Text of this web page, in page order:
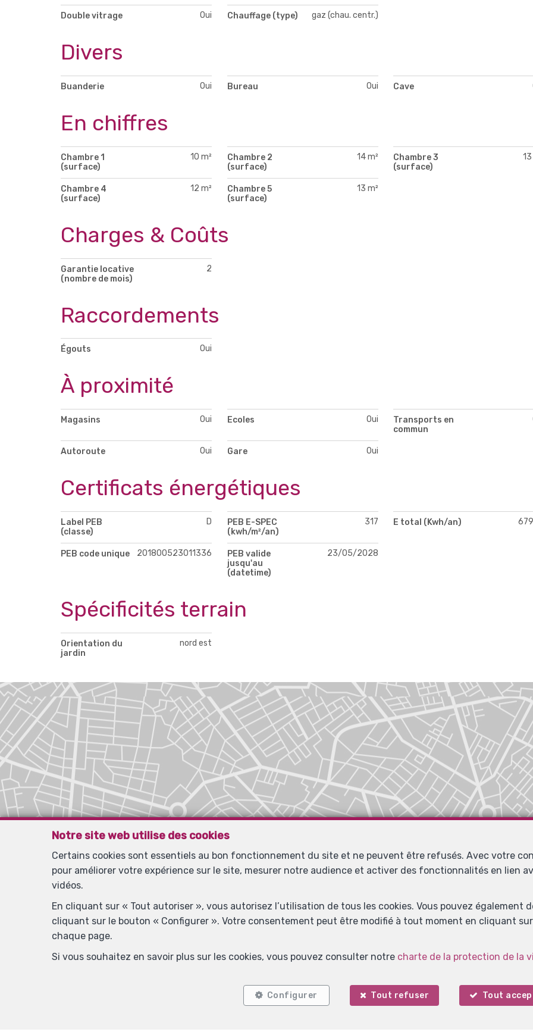
Double vitrage Oui Chauffage (type) gaz (chau. centr.)
Divers
Buanderie Oui Bureau Oui Cave
En chiffres
Chambre 1
(surface)
10 m²
Chambre 2
(surface)
14 m²
Chambre 3
(surface)
Chambre 4
(surface)
12 m²
Chambre 5
(surface)
13 m²
Charges & Coûts
Garantie locative
(nombre de mois)
2
Raccordements
Égouts Oui
À proximité
Magasins Oui Ecoles Oui
Transports en
commun
Autoroute Oui Gare Oui
Certificats énergétiques
Label PEB
(classe)
D
PEB E-SPEC
(kwh/m²/an)
317 E total (Kwh/an)
PEB code unique 201800523011336
PEB valide
jusqu'au
(datetime)
23/05/2028
Spécificités terrain
Orientation du
jardin
nord est
Localiser sur la carte
Notre site web utilise des cookies
Certains cookies sont essentiels au bon fonctionnement du site et ne peuvent être refusés. Avec votre
pour améliorer votre expérience sur le site, mesurer notre audience et activer des fonctionnalités en lien
vidéos.
En cliquant sur « Tout autoriser », vous autorisez l’utilisation de tous les cookies. Vous pouvez également
cliquant sur le bouton « Configurer ». Votre consentement peut être modifié à tout moment en cliquant
chaque page.
Si vous souhaitez en savoir plus sur les cookies, vous pouvez consulter notre charte de la protection de la
Configurer Tout refuser Tout